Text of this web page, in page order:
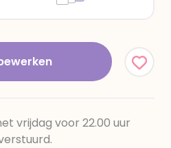
vrijdag voor 22.00 uur